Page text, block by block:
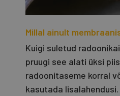
Millal ainult
Kuigi suletud
pruugi see alati üksi
radoonitaseme korral
kasutada lisalahendusi.